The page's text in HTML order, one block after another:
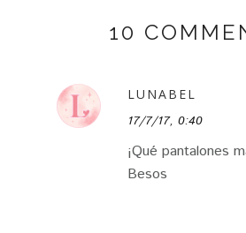
10
LUNABEL
17/7/17, 0:40
¡Qué pantalones
Besos